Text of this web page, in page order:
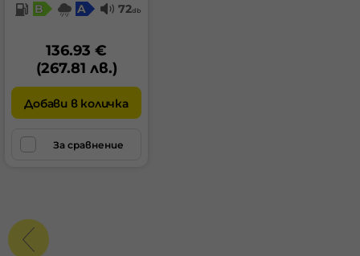
B
A 72db
136.93 €
(267.81 лв.)
Добави в количка
За сравнение